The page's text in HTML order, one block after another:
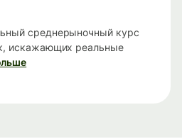
среднерыночный курс
искажающих реальные